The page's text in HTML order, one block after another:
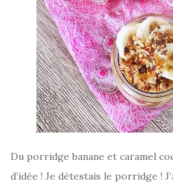
Du porridge banane et caramel
d’idée ! Je détestais le porridge !